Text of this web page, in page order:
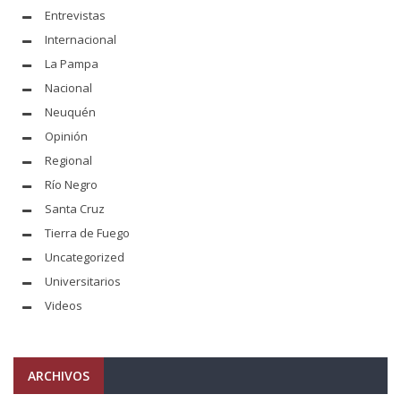
Entrevistas
Internacional
La Pampa
Nacional
Neuquén
Opinión
Regional
Río Negro
Santa Cruz
Tierra de Fuego
Uncategorized
Universitarios
Videos
ARCHIVOS